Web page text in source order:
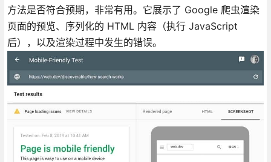
方法是否符合预期，非常有用。它展示了 Google 爬虫渲染
页面的预览、序列化的 HTML 内容（执行 JavaScript
后），以及渲染过程中发生的错误。